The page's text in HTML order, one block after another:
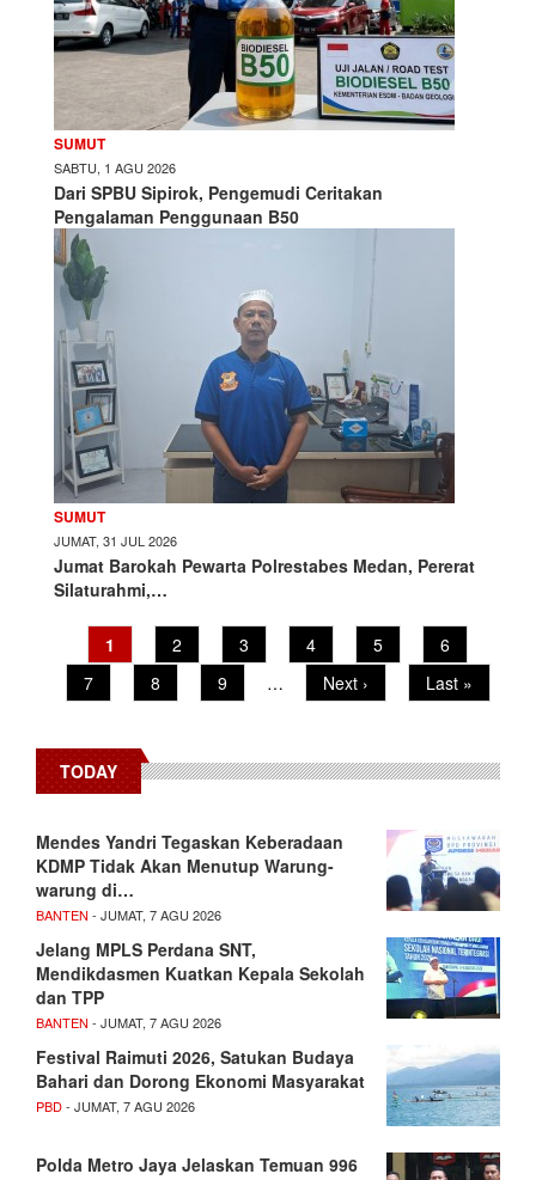
SUMUT
SABTU, 1 AGU 2026
Dari SPBU Sipirok, Pengemudi Ceritakan
Pengalaman Penggunaan B50
SUMUT
JUMAT, 31 JUL 2026
Jumat Barokah Pewarta Polrestabes Medan, Pererat
Silaturahmi,…
PaginationCurrent
page
1 Page
2 Page
3 Page
4 Page
5 Page
6
Page
7 Page
8 Page
9 …
Next
page
Next ›
Last
page
Last »
TODAY
Mendes Yandri Tegaskan Keberadaan
KDMP Tidak Akan Menutup Warung-
warung di…
BANTEN - JUMAT, 7 AGU 2026
Jelang MPLS Perdana SNT,
Mendikdasmen Kuatkan Kepala Sekolah
dan TPP
BANTEN - JUMAT, 7 AGU 2026
Festival Raimuti 2026, Satukan Budaya
Bahari dan Dorong Ekonomi Masyarakat
PBD- JUMAT, 7 AGU 2026
Polda Metro Jaya Jelaskan Temuan 996